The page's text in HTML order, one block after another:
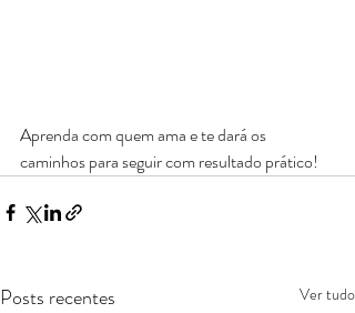
Aprenda com quem ama e te dará os
caminhos para seguir com resultado prático!
Posts recentes Ver tudo